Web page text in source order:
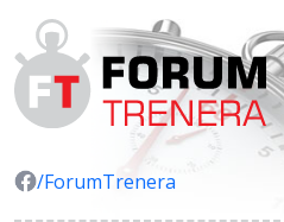
/ForumTrenera